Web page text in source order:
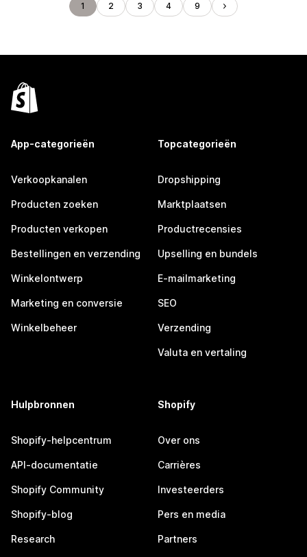
1 2 3 4 9
App-categorieën
Verkoopkanalen
Producten zoeken
Producten verkopen
Bestellingen en verzending
Winkelontwerp
Marketing en conversie
Winkelbeheer
Topcategorieën
Dropshipping
Marktplaatsen
Productrecensies
Upselling en bundels
E-mailmarketing
SEO
Verzending
Valuta en vertaling
Hulpbronnen
Shopify-helpcentrum
API-documentatie
Shopify Community
Shopify-blog
Research
Shopify
Over ons
Carrières
Investeerders
Pers en media
Partners